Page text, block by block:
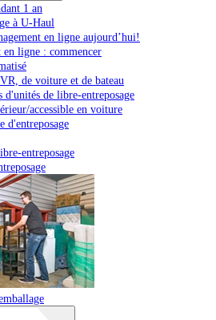
1 an
à U-Haul
en ligne aujourd’hui!
en ligne : commencer
de voiture et de bateau
d'unités de libre-entreposage
accessible en voiture
d'entreposage
entreposage